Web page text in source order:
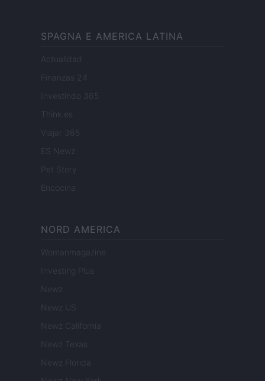
SPAGNA E AMERICA LATINA
Actualidad
Finanzas 24
Investindo 365
Think.es
Viajar 365
ES Newz
Pet Story
Encocina
NORD AMERICA
Womanmagazine
Investing Plus
Newz
Newz US
Newz California
Newz Texas
Newz Florida